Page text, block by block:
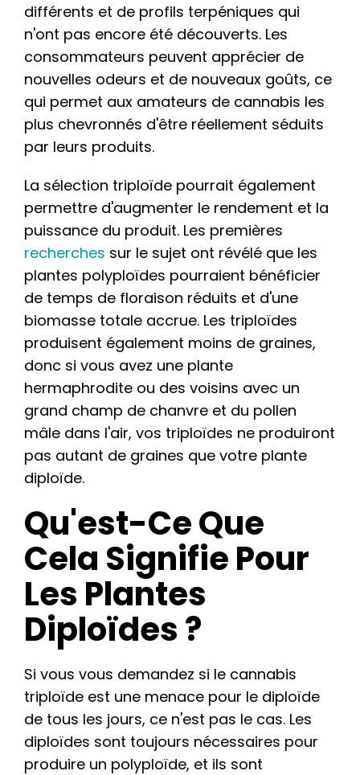
différents et de profils terpéniques qui
n'ont pas encore été découverts. Les
consommateurs peuvent apprécier de
nouvelles odeurs et de nouveaux goûts, ce
qui permet aux amateurs de cannabis les
plus chevronnés d'être réellement séduits
par leurs produits.
La sélection triploïde pourrait également
permettre d'augmenter le rendement et la
puissance du produit. Les premières
recherches sur le sujet ont révélé que les
plantes polyploïdes pourraient bénéficier
de temps de floraison réduits et d'une
biomasse totale accrue. Les triploïdes
produisent également moins de graines,
donc si vous avez une plante
hermaphrodite ou des voisins avec un
grand champ de chanvre et du pollen
mâle dans l'air, vos triploïdes ne produiront
pas autant de graines que votre plante
diploïde.
Qu'est-Ce Que
Cela Signifie Pour
Les Plantes
Diploïdes ?
Si vous vous demandez si le cannabis
triploïde est une menace pour le diploïde
de tous les jours, ce n'est pas le cas. Les
diploïdes sont toujours nécessaires pour
produire un polyploïde, et ils sont